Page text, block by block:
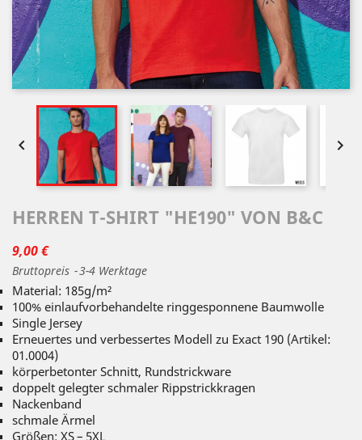
 
HERREN T-SHIRT "HE190" VON B&C
9,00 €
Bruttopreis 3-4 Werktage
Material: 185g/m²
100% einlaufvorbehandelte ringgesponnene Baumwolle
Single Jersey
Erneuertes und verbessertes Modell zu Exact 190 (Artikel:
01.0004)
körperbetonter Schnitt, Rundstrickware
doppelt gelegter schmaler Rippstrickkragen
Nackenband
schmale Ärmel
Größen: XS – 5XL